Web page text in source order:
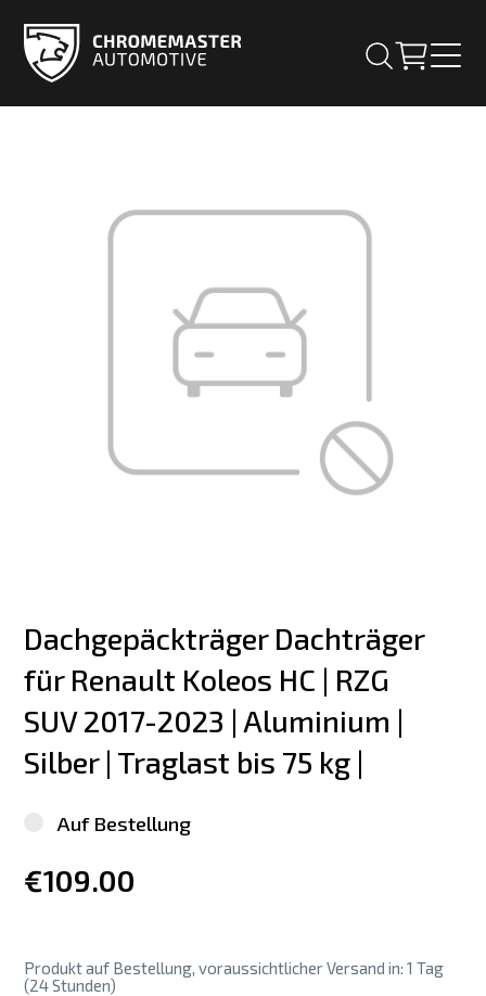
Dachgepäckträger Dachträger
für Renault Koleos HC | RZG
SUV 2017-2023 | Aluminium |
Silber | Traglast bis 75 kg |
Auf Bestellung
€109.00
Produkt auf Bestellung, voraussichtlicher Versand in: 1 Tag
(24 Stunden)